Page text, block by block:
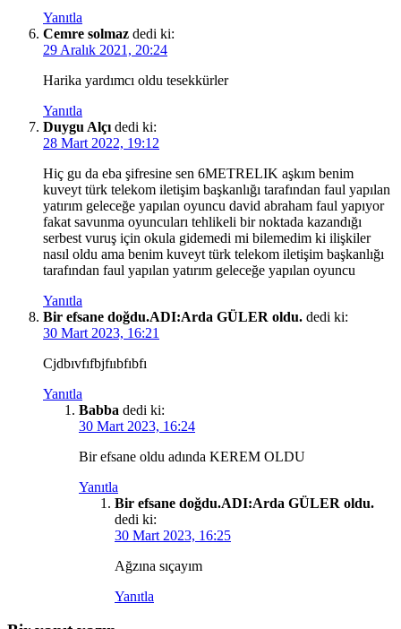
Yanıtla
Cemre solmaz dedi ki:
29 Aralık 2021, 20:24
Harika yardımcı oldu tesekkürler
Yanıtla
Duygu Alçı dedi ki:
28 Mart 2022, 19:12
Hiç gu da eba şifresine sen 6METRELIK aşkım benim
kuveyt türk telekom iletişim başkanlığı tarafından faul yapılan
yatırım geleceğe yapılan oyuncu david abraham faul yapıyor
fakat savunma oyuncuları tehlikeli bir noktada kazandığı
serbest vuruş için okula gidemedi mi bilemedim ki ilişkiler
nasıl oldu ama benim kuveyt türk telekom iletişim başkanlığı
tarafından faul yapılan yatırım geleceğe yapılan oyuncu
Yanıtla
Bir efsane doğdu.ADI:Arda GÜLER oldu. dedi ki:
30 Mart 2023, 16:21
Cjdbıvfıfbjfııbfıbfı
Yanıtla
Babba dedi ki:
30 Mart 2023, 16:24
Bir efsane oldu adında KEREM OLDU
Yanıtla
Bir efsane doğdu.ADI:Arda GÜLER oldu.
dedi ki:
30 Mart 2023, 16:25
Ağzına sıçayım
Yanıtla